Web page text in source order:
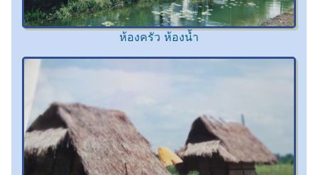
ห้องครัว ห้องน้ำ